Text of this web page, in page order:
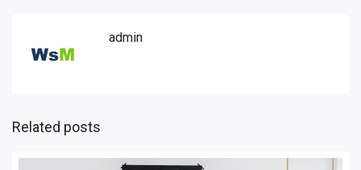
admin
Related posts